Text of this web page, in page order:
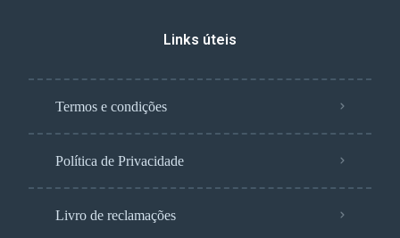
Links úteis
Termos e condições
Política de Privacidade
Livro de reclamações